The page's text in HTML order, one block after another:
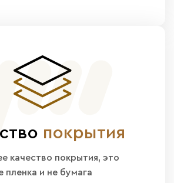
покрытия
качество покрытия, это
пленка и не бумага